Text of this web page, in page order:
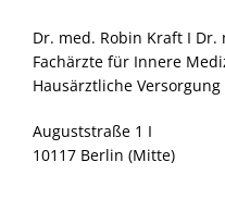
Dr. med. Robin Kraft I Dr.
Fachärzte für Innere
Hausärztliche Versorgung
Auguststraße 1 I
10117 Berlin (Mitte)